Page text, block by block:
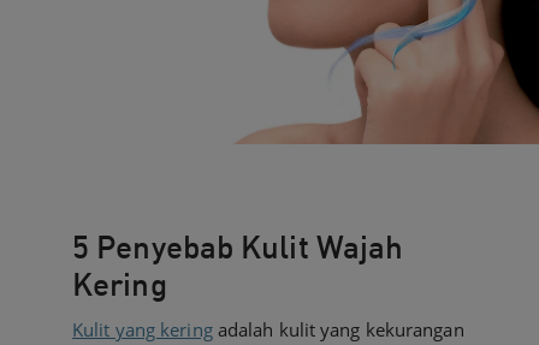
5 Penyebab Kulit Wajah
Kering
Kulit yang keringadalah kulit yang kekurangan